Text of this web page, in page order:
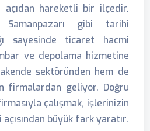
açıdan hareketli bir ilçedir.
Samanpazarı gibi tarihi
sayesinde ticaret hacmi
ve depolama hizmetine
sektöründen hem de
firmalardan geliyor. Doğru
çalışmak, işlerinizin
büyük fark yaratır.